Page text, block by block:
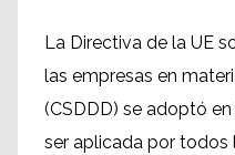
La Directiva de la UE
las empresas en
(CSDDD) se adoptó
ser aplicada por